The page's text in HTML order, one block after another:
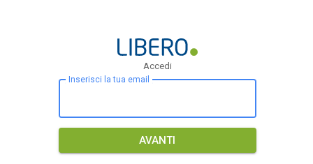
Accedi
Inserisci la tua email
AVANTI